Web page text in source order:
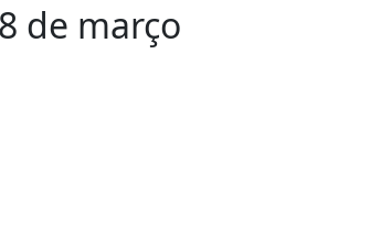
de março